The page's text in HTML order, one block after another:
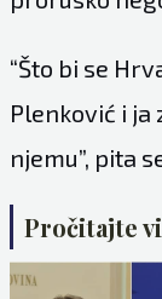
“Što bi se
Plenković i ja
njemu”, pita
Pročitajte